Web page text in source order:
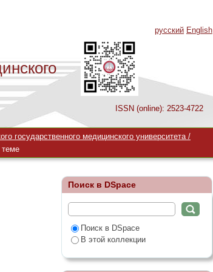
ISSN (online): 2523-4722
русский English
государственного медицинского университета /
Поиск в DSpace
Поиск в DSpace
В этой коллекции